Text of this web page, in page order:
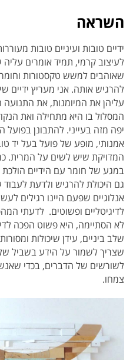
השראה
ידיים טובות ועיניים טובות
לעיצוב קרמי, תמיד אומרים
שאוהבים למשש טקסטורות
להרגיש אותה. אני מעריץ ידיים
עליהן את המיומנות, את התנועה
המסלול בו היא מתחילה ואת
יפה מזה בעייני. להתבונן
אמנותי, מופע של פועל בעל יד
המדויקת שיש לשים על המרית.
במגע של חומר עם הידיים
גם היכולת להרגיש ולדעת לעבוד
אנלוגיים שפעם היינו רגילים
לדיגיטליים ופשוטים. לדעתי
לא הסתיימה, היא פשוט הפכה
שלב ביניים, עידן שיכולות
שצריך לשמור על הידע בשביל
לשורשים של הדברים, בכדי
צמחו.